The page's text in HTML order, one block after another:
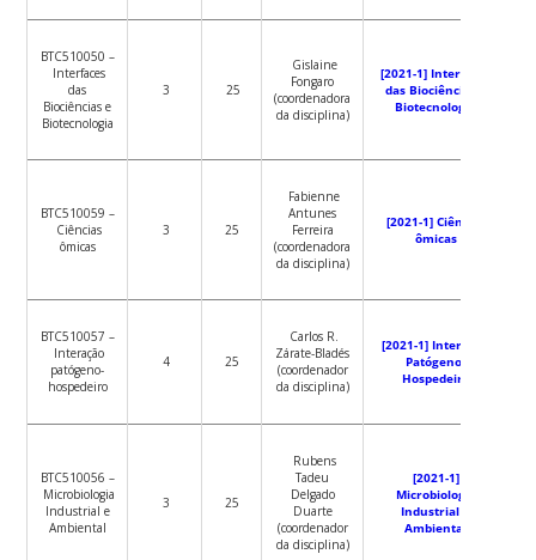
BTC510050 –
Interfaces
das
Biociências e
Biotecnologia
3 25
Gislaine
Fongaro
(coordenadora
da disciplina)
[2021-1] Interfaces
das Biociências e
Biotecnologia
BTC510059 –
Ciências
ômicas
3 25
Fabienne
Antunes
Ferreira
(coordenadora
da disciplina)
[2021-1] Ciências
ômicas
BTC510057 –
Interação
patógeno-
hospedeiro
4 25
Carlos R.
Zárate-Bladés
(coordenador
da disciplina)
[2021-1] Interação
Patógeno-
Hospedeiro
BTC510056 –
Microbiologia
Industrial e
Ambiental
3 25
Rubens
Tadeu
Delgado
Duarte
(coordenador
da disciplina)
[2021-1]
Microbiologia
Industrial e
Ambiental